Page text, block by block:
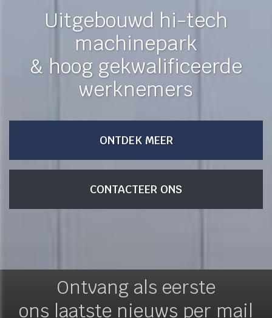
Uitgebouwd hi-tech
machinepark
& hoog gekwalificeerde
werknemers
ONTDEK MEER
CONTACTEER ONS
Ontvang als eerste
ons laatste nieuws per mail